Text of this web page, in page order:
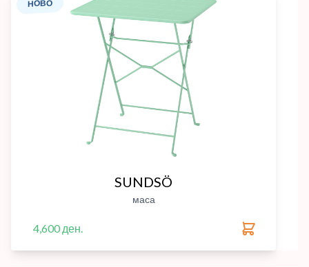
НОВО
SUNDSÖ
маса
4,600 ден.